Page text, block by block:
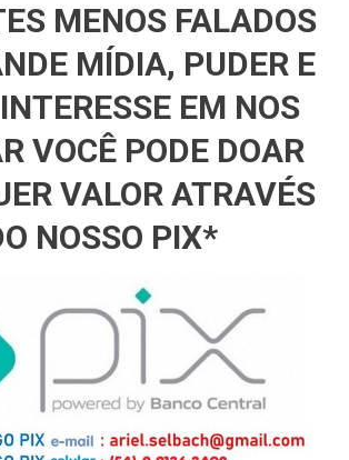
MENOS FALADOS
MÍDIA, PUDER E
EM NOS
VOCÊ PODE DOAR
VALOR ATRAVÉS
NOSSO PIX*